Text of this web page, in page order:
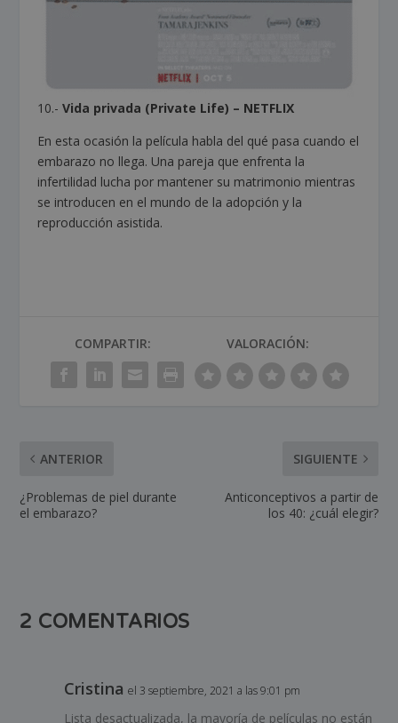
10.-Vida privada (Private Life) – NETFLIX
En esta ocasión la película habla del qué pasa cuando el
embarazo no llega. Una pareja que enfrenta la
infertilidad lucha por mantener su matrimonio mientras
se introducen en el mundo de la adopción y la
reproducción asistida.
COMPARTIR: VALORACIÓN:
ANTERIOR
¿Problemas de piel durante
el embarazo?
SIGUIENTE
Anticonceptivos a partir de
los 40: ¿cuál elegir?
2 COMENTARIOS
Cristina el 3 septiembre, 2021 a las 9:01 pm
Lista desactualizada, la mayoría de películas no están